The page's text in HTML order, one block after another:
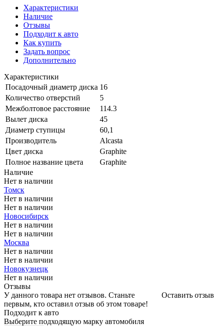
Характеристики
Наличие
Отзывы
Подходит к авто
Как купить
Задать вопрос
Дополнительно
Характеристики
Посадочный диаметр диска 16
Количество отверстий
5
Межболтовое расстояние
114.3
Вылет диска
45
Диаметр ступицы
60,1
Производитель
Alcasta
Цвет диска
Graphite
Полное название цвета
Graphite
Наличие
Нет в наличии
Томск
Нет в наличии
Нет в наличии
Новосибирск
Нет в наличии
Нет в наличии
Москва
Нет в наличии
Нет в наличии
Новокузнецк
Нет в наличии
Отзывы
Оставить отзыв
У данного товара нет отзывов. Станьте
первым, кто оставил отзыв об этом товаре!
Подходит к авто
Выберите подходящую марку автомобиля